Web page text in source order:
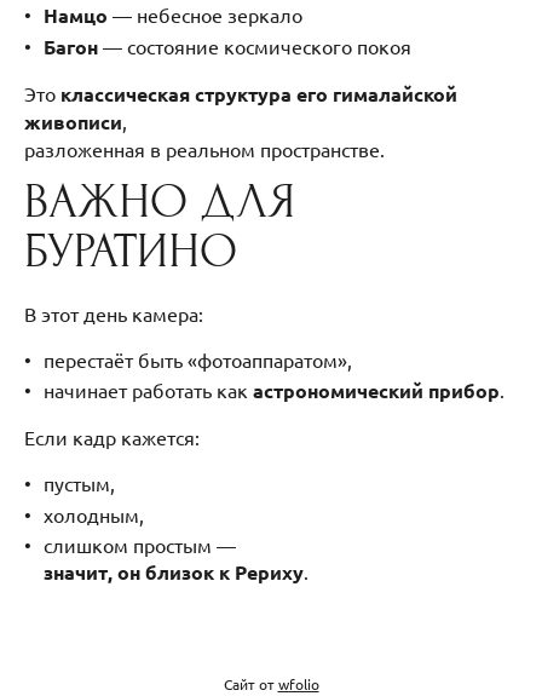
Намцо — небесное зеркало
Багон — состояние космического покоя
Это классическая структура его гималайской
живописи
разложенная в реальном пространстве.
ВАЖНО ДЛЯ
БУРАТИНО
В этот день камера:
перестаёт быть «фотоаппаратом»,
начинает работать как астрономический прибор.
Если кадр кажется:
пустым,
холодным,
слишком простым —
значит, он близок к Рериху
Сайт отwfolio